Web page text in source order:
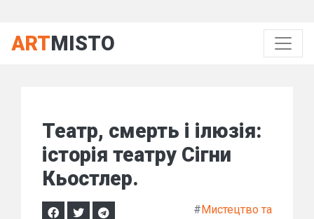
ARTMISTO
Театр, смерть і ілюзія:
історія театру Сігни
Кьостлер.
#Мистецтво та